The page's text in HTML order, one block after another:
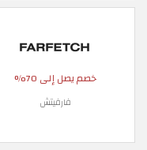
خصم يصل إلى 70%
فارفيتش